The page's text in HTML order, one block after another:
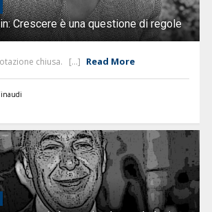
Crescere è una questione di regole
chiusa. [...] Read More